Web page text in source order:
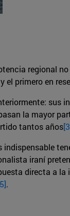
regional
el primero en
sus
la mayor
tantos años
iraní
directa a la
.